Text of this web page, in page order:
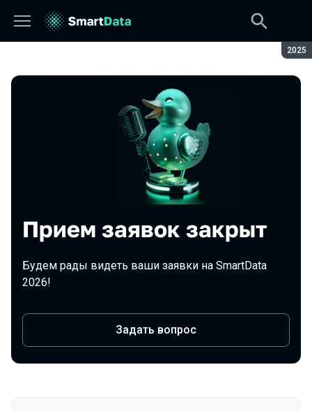
2025
Прием заявок закрыт
Будем рады видеть ваши заявки на SmartData
2026!
Задать вопрос